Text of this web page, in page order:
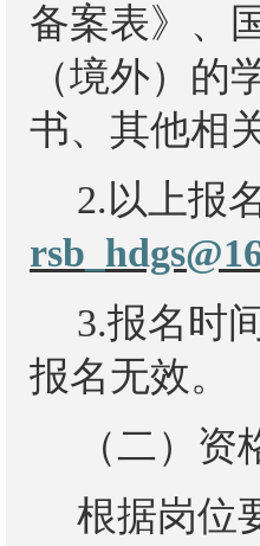
备案表》、
（境外）
书、其他相
2.以上报
rsb_ hdgs
3.报名时
报名无效。
（二）资
根据岗位